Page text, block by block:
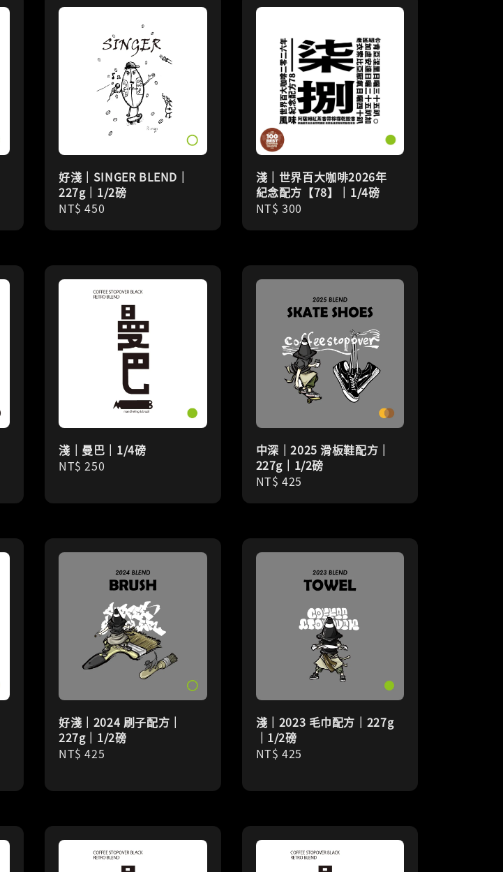
好淺｜SINGER BLEND｜
227g｜1/2磅
Regular
NT$ 450
淺｜世界百大咖啡2026年
紀念配方【78】｜1/4磅
Regular
NT$ 300
淺｜曼巴｜1/4磅
Regular
NT$ 250
中深｜2025 滑板鞋配方｜
227g｜1/2磅
Regular
NT$ 425
好淺｜2024 刷子配方｜
227g｜1/2磅
Regular
NT$ 425
淺｜2023 毛巾配方｜227g
｜1/2磅
Regular
NT$ 425